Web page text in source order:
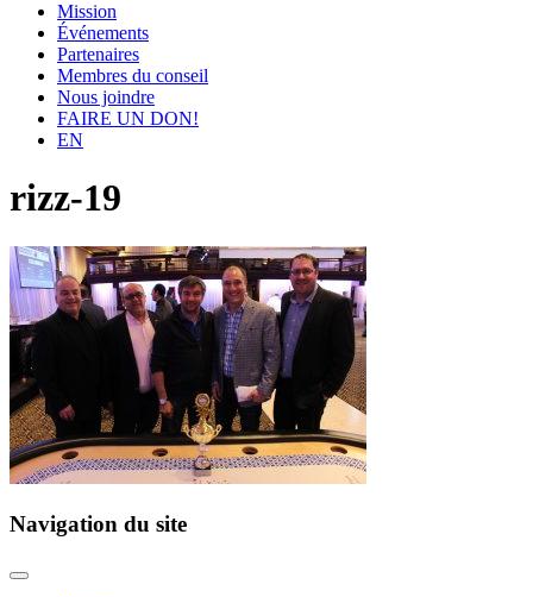
Mission
Événements
Partenaires
Membres du conseil
Nous joindre
FAIRE UN DON!
EN
rizz-19
Navigation du site